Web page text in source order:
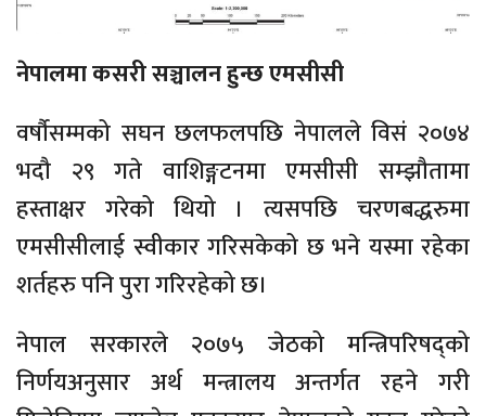
नेपालमा कसरी सञ्चालन हुन्छ एमसीसी
वर्षौसम्मको सघन छलफलपछि नेपालले विसं २०७४
भदौ २९ गते वाशिङ्गटनमा एमसीसी सम्झौतामा
हस्ताक्षर गरेको थियो । त्यसपछि चरणबद्धरुमा
एमसीसीलाई स्वीकार गरिसकेको छ भने यस्मा रहेका
शर्तहरु पनि पुरा गरिरहेको छ।
नेपाल सरकारले २०७५ जेठको मन्त्रिपरिषद्को
निर्णयअनुसार अर्थ मन्त्रालय अन्तर्गत रहने गरी